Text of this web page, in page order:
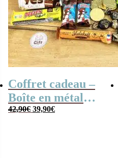
Coffret cadeau –
Boîte en métal
cassette –
42,90€ Le
39,90€Le